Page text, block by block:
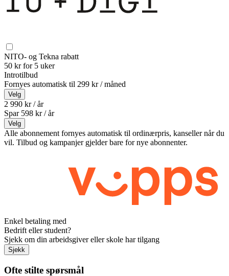
NITO- og Tekna rabatt
50 kr for 5 uker
Introtilbud
Fornyes automatisk til 299 kr / måned
Velg
2 990 kr / år
Spar 598 kr /år
Velg
Alle abonnement fornyes automatisk til ordinærpris, kanseller når du
vil. Tilbud og kampanjer gjelder bare for nye abonnenter.
Enkel betaling med
Bedrift eller student?
Sjekk om din arbeidsgiver eller skole har tilgang
Sjekk
Ofte stilte spørsmål